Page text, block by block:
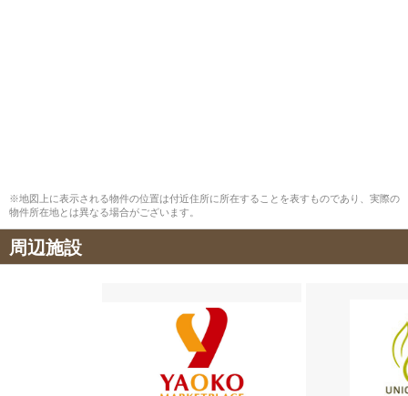
※地図上に表示される物件の位置は付近住所に所在することを表すものであり、実際の
物件所在地とは異なる場合がございます。
周辺施設